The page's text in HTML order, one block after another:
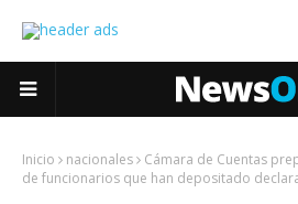
Inicio nacionales
Cámara de Cuentas
de funcionarios que han depositado